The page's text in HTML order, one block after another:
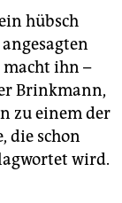
hübsch
macht ihn –
Brinkmann,
zu einem der
die schon
wird.